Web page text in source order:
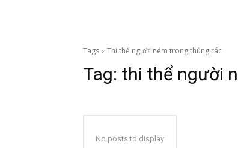
Tags Thi thể người ném trong thùng rác
Tag: thi thể người
No posts to display